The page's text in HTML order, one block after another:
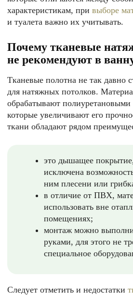
характеристикам, при выборе
и туалета важно их учитывать.
Почему тканевые
не рекомендуют в
Тканевые полотна не так давно
для натяжных потолков.
обрабатывают
которые увеличивают его
ткани обладают рядом
это дышащее
исключена
ним плесени или
в отличие от ПВХ,
использовать вне
помещениях;
монтаж можно
руками, для этого не
специальное
Следует отметить и недостатки